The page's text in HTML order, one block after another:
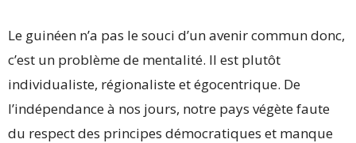
Le guinéen n’a pas le souci d’un avenir commun donc,
c’est un problème de mentalité. Il est plutôt
individualiste, régionaliste et égocentrique. De
l’indépendance à nos jours, notre pays végète faute
du respect des principes démocratiques et manque